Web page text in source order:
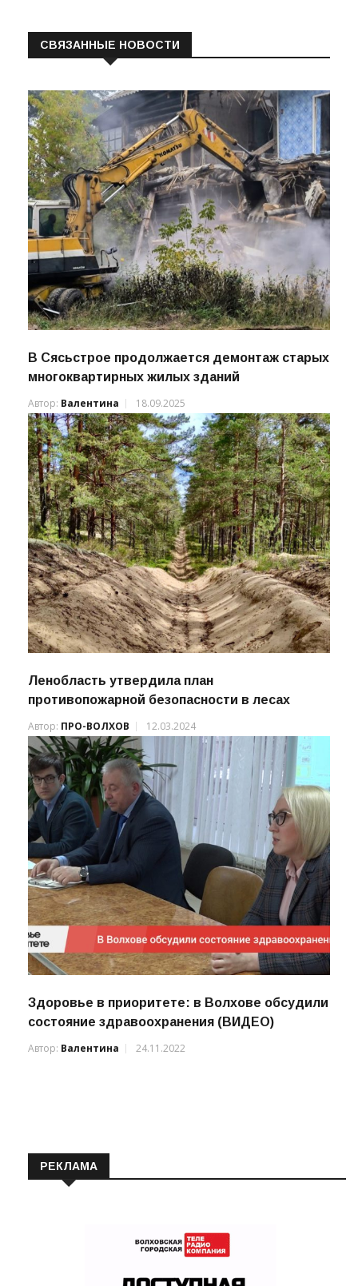
СВЯЗАННЫЕ НОВОСТИ
В Сясьстрое продолжается демонтаж старых
многоквартирных жилых зданий
Автор: Валентина 18.09.2025
Ленобласть утвердила план
противопожарной безопасности в лесах
Автор: ПРО-ВОЛХОВ 12.03.2024
Здоровье в приоритете: в Волхове обсудили
состояние здравоохранения (ВИДЕО)
Автор: Валентина 24.11.2022
РЕКЛАМА